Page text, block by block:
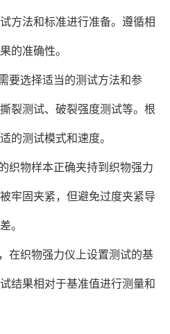
方法和标准进行准备。遵循相
的准确性。
选择适当的测试方法和参
裂测试、破裂强度测试等。根
的测试模式和速度。
物样本正确夹持到织物强力
牢固夹紧，但避免过度夹紧导
。
织物强力仪上设置测试的基
结果相对于基准值进行测量和